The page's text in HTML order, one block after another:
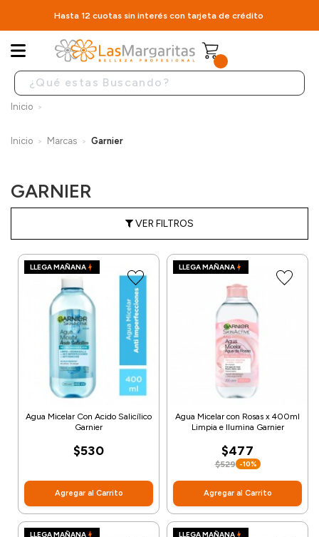
Hasta 12 cuotas sin interés con tarjeta de crédito
Inicio
Inicio Marcas Garnier
GARNIER
VER FILTROS
LLEGA MAÑANA
Agua Micelar Con Acido Salicílico
Garnier
$530
Agregar al Carrito
LLEGA MAÑANA
Agua Micelar con Rosas x 400ml
Limpia e Ilumina Garnier
$477
$529 -10%
Agregar al Carrito
LLEGA MAÑANA LLEGA MAÑANA